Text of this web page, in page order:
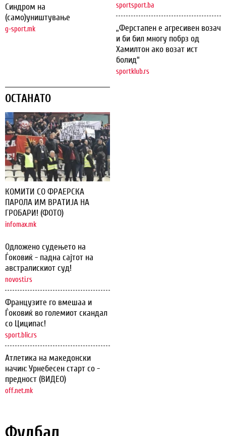
Синдром на
(само)уништување
g-sport.mk
sportsport.ba
„Ферстапен е агресивен возач
и би бил многу побрз од
Хамилтон ако возат ист
болид“
sportklub.rs
ОСТАНАТО
КОМИТИ СО ФРАЕРСКА
ПАРОЛА ИМ ВРАТИЈА НА
ГРОБАРИ! (ФОТО)
infomax.mk
Одложено судењето на
Ѓоковиќ - падна сајтот на
австралискиот суд!
novosti.rs
Французите го вмешаа и
Ѓоковиќ во големиот скандал
со Циципас!
sport.blic.rs
Атлетика на македонски
начин: Урнебесен старт со -
предност (ВИДЕО)
off.net.mk